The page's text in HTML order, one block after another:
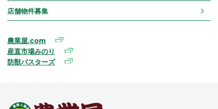
店舗物件募集
農業屋.com
産直市場みのり
防獣バスターズ